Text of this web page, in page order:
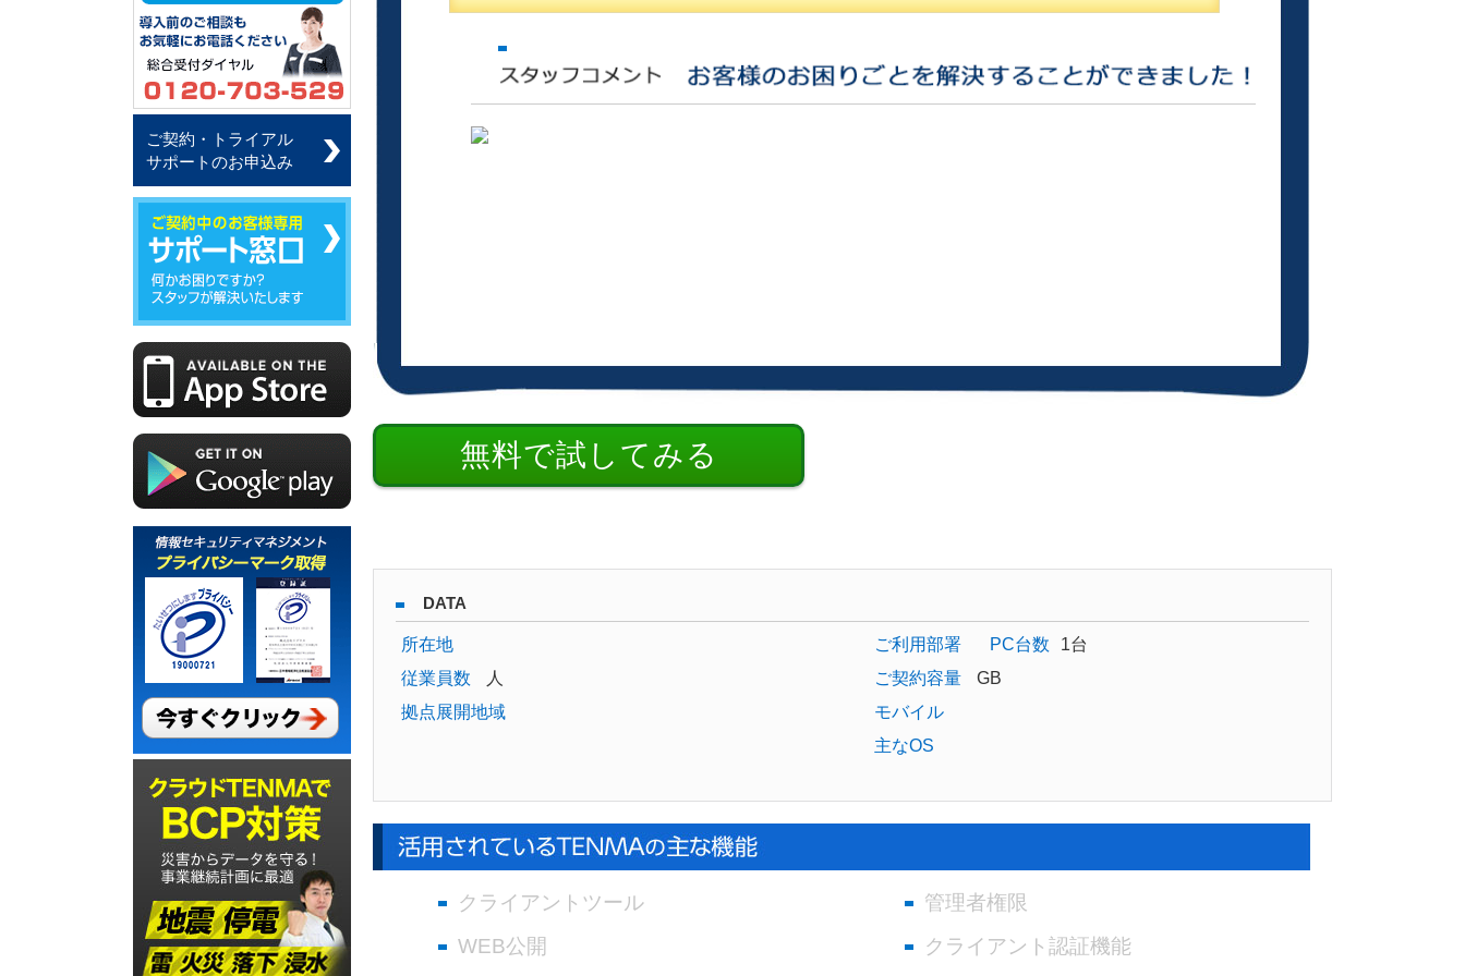
無料で試してみる
DATA
所在地
従業員数
人
拠点展開地域
ご利用部署 PC台数
1台
ご契約容量
GB
モバイル
主なOS
クライアントツール
管理者権限
WEB公開
クライアント認証機能
ご契約・トライアル
サポートのお申込み